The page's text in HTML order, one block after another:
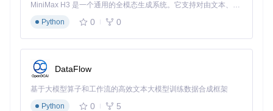
学计算
x86_64
浏览器端数
据处理
WebAsse
mbly
SIMD1
28
simde/wasm/sim
d128.h
嵌入式信号
处理
MiniMax H3 是一个通用的全模态生成系统。它支持对由文本、图像、视频和音频组成的多模态上下文进行统一理解，并能生成分辨率高达 2K、时长可达 15 秒的带原生立体声音频的视频。得益于面向任务泛化的系统设计，H3 在预训练阶段就已具备广泛的多模态上下文理解与生成能力，能够出色地执行复杂的多模态指令。
Python
0 0
DataFlow
基于大模型算子和工作流的高效文本大模型训练数据合成框架
Python
0 5